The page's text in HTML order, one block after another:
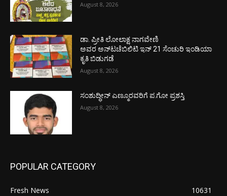
August 8, 2026
ಡಾ. ಪ್ರೀತಿ ಲೋಲಾಕ್ಷ ನಾಗವೇಣಿ
ಅವರ ಅನ್‌ಟಚೆಬಿಲಿಟಿ ಇನ್ 21 ಸೆಂಚುರಿ ಇಂಡಿಯಾ
ಕೃತಿ ಬಿಡುಗಡೆ
August 8, 2026
ಸಂಶುದ್ಧೀನ್ ಎಣ್ಮೂರವರಿಗೆ ಪ.ಗೋ ಪ್ರಶಸ್ತಿ
August 8, 2026
POPULAR CATEGORY
Fresh News
10631